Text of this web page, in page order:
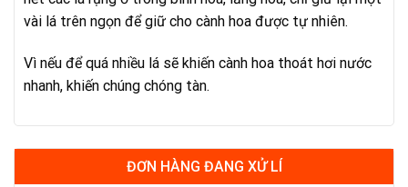
vài lá trên ngọn để giữ cho cành hoa được tự nhiên.
Vì nếu để quá nhiều lá sẽ khiến cành hoa thoát hơi nước
nhanh, khiến chúng chóng tàn.
ĐƠN HÀNG ĐANG XỬ LÍ